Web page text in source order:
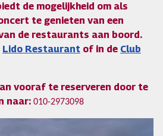
de mogelijkheid om als
te genieten van een
de restaurants aan boord.
Lido Restaurant of in de Club
vooraf te reserveren door te
naar: 010-2973098